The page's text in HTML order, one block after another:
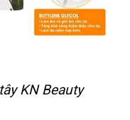
KN Beauty